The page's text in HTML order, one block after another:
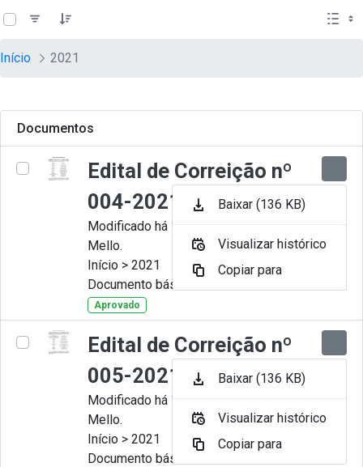
Pular para o Conteúdo principal
teste descricao
Início 2021
Documentos
Edital de Correição nº
004-2021
Modificado há 11 Meses por Artur
Mello.
Início > 2021
Documento básico
Aprovado
Edital de Correição nº
005-2021
Modificado há 11 Meses por Artur
Mello.
Início > 2021
Documento básico
Baixar (136 KB)
Visualizar histórico
Copiar para
Baixar (136 KB)
Visualizar histórico
Copiar para